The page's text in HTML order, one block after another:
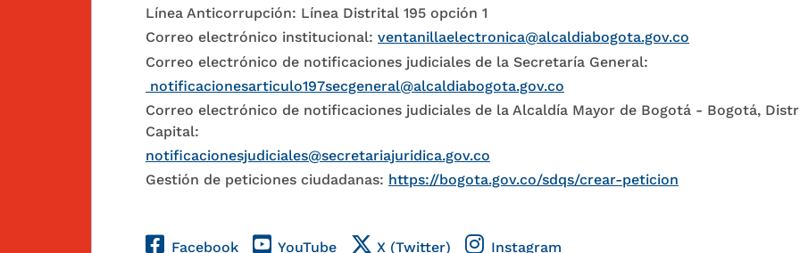
Línea Anticorrupción: Línea Distrital 195 opción 1
Correo electrónico institucional: ventanillaelectronica@alcaldiabogota.gov.co
Correo electrónico de notificaciones judiciales de la Secretaría General:
notificacionesarticulo197secgeneral@alcaldiabogota.gov.co
Correo electrónico de notificaciones judiciales de la Alcaldía Mayor de Bogotá - Bogotá,
Capital:
notificacionesjudiciales@secretariajuridica.gov.co
Gestión de peticiones ciudadanas: https://bogota.gov.co/sdqs/crear-peticion
Redes Sociales
Facebook YouTube X (Twitter) Instagram